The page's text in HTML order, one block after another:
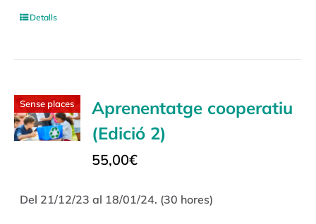
Detalls
Sense places
Aprenentatge cooperatiu
(Edició 2)
55,00€
Del 21/12/23 al 18/01/24. (30 hores)